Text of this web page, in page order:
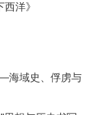
洋》
海域史、俘虏与